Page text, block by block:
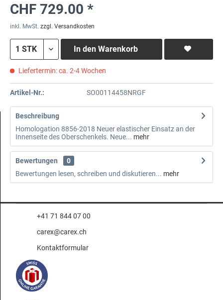
CHF 729.00 *
inkl. MwSt. zzgl. Versandkosten
In den Warenkorb
Liefertermin: ca. 2-4 Wochen
Artikel-Nr.: SO00114458NRGF
Beschreibung
Homologation 8856-2018 Neuer elastischer Einsatz an der
Innenseite des Oberschenkels. Neue... mehr
Bewertungen
0
Bewertungen lesen, schreiben und diskutieren... mehr
+41 71 844 07 00
carex@carex.ch
Kontaktformular